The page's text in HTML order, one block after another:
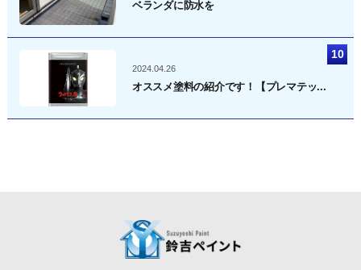
ベランダに防水を
2024.04.26
オススメ塗料の紹介です！【プレマテッ...